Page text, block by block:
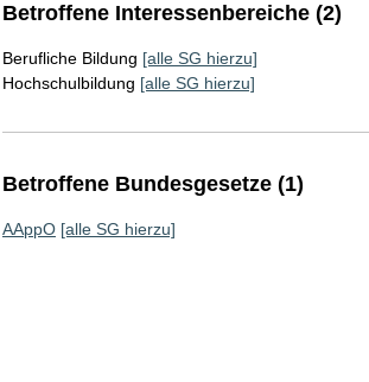
Betroffene Interessenbereiche (2)
Berufliche Bildung [alle SG hierzu]
Hochschulbildung [alle SG hierzu]
Betroffene Bundesgesetze (1)
AAppO [alle SG hierzu]